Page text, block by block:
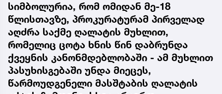
სიმბოლურია, რომ ომიდან მე-18
წლისთავზე, პროკურატურამ პირველად
აღძრა საქმე ღალატის მუხლით,
რომელიც ცოტა ხნის წინ დაბრუნდა
ქვეყნის კანონმდებლობაში - ამ მუხლით
პასუხისგებაში უნდა მიეცეს,
წარმოუდგენელი მასშტაბის ღალატის